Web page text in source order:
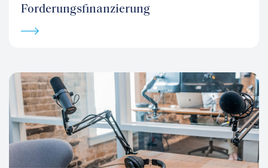
Forderungsfinanzierung